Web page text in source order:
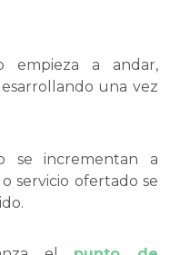
empieza a andar,
una vez
se incrementan a
servicio ofertado se